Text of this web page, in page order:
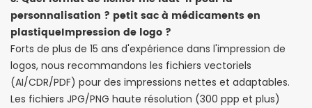
personnalisation ? petit sac à médicaments en
plastiqueImpression de logo ?
Forts de plus de 15 ans d'expérience dans l'impression de
logos, nous recommandons les fichiers vectoriels
(AI/CDR/PDF) pour des impressions nettes et adaptables.
Les fichiers JPG/PNG haute résolution (300 ppp et plus)